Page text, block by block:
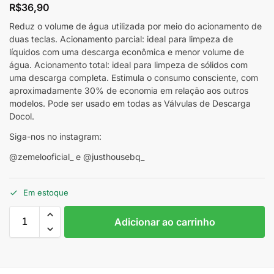
R$36,90
Reduz o volume de água utilizada por meio do acionamento de
duas teclas. Acionamento parcial: ideal para limpeza de
líquidos com uma descarga econômica e menor volume de
água. Acionamento total: ideal para limpeza de sólidos com
uma descarga completa. Estimula o consumo consciente, com
aproximadamente 30% de economia em relação aos outros
modelos. Pode ser usado em todas as Válvulas de Descarga
Docol.
Siga-nos no instagram:
@zemelooficial_ e @justhousebq_
Em estoque
Adicionar ao carrinho